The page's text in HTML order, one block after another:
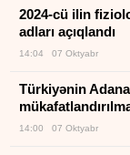
2024-cü ilin
adları açıqlandı
14:04 07 Oktyabr
Türkiyənin
14:00 07 Oktyabr